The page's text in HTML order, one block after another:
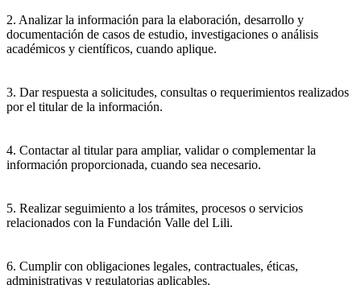
2. Analizar la información para la elaboración, desarrollo y
documentación de casos de estudio, investigaciones o análisis
académicos y científicos, cuando aplique.
3. Dar respuesta a solicitudes, consultas o requerimientos realizados
por el titular de la información.
4. Contactar al titular para ampliar, validar o complementar la
información proporcionada, cuando sea necesario.
5. Realizar seguimiento a los trámites, procesos o servicios
relacionados con la Fundación Valle del Lili.
6. Cumplir con obligaciones legales, contractuales, éticas,
administrativas y regulatorias aplicables.